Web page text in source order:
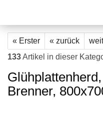
« Erster « zurück
133Artikel in dieser
Brenner,